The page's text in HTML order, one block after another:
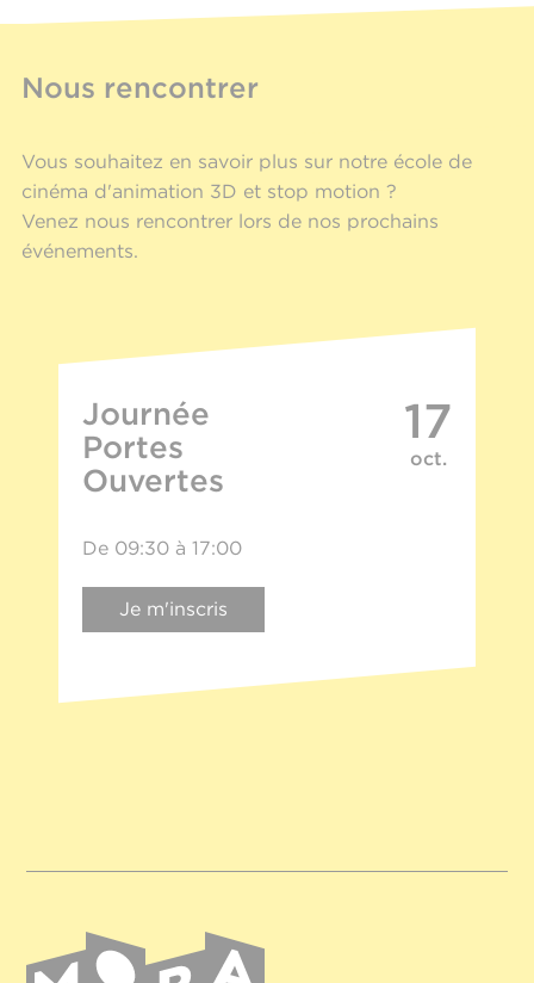
Nous rencontrer
Vous souhaitez en savoir plus sur notre école de
cinéma d'animation 3D et stop motion ?
Venez nous rencontrer lors de nos prochains
événements.
Journée
Portes
Ouvertes
17
oct.
De 09:30 à 17:00
Je m'inscris